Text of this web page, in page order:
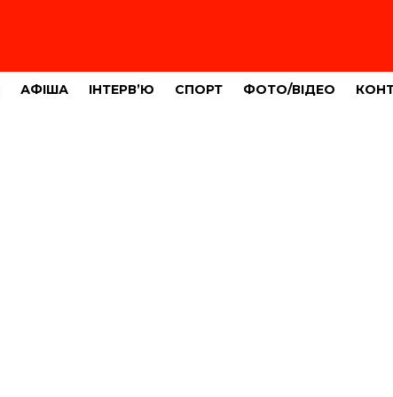
АФІША ІНТЕРВ’Ю СПОРТ ФОТО/ВІДЕО